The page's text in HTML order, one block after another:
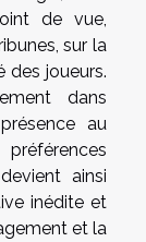
de vue,
sur la
joueurs.
dans
au
ainsi
inédite et
et la